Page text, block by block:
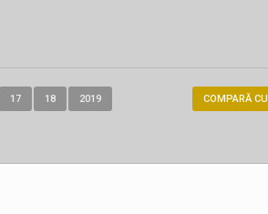
17 18 2019 COMPARĂ